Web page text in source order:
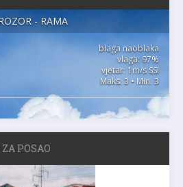
- RAMA
blaga naoblaka
vlaga: 97%
vjetar: 1m/s SSI
Maks. 3 • Min. 3
POSAO